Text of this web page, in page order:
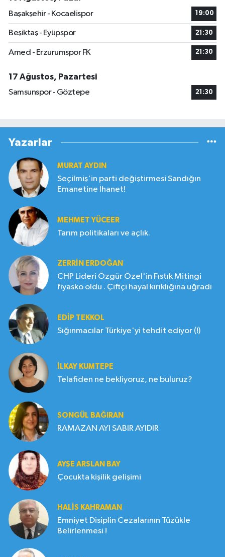
Başakşehir - Kocaelispor
19:00
Beşiktaş - Eyüpspor 21:30
Amed - Erzurumspor FK 21:30
17 Ağustos, Pazartesi
Samsunspor - Göztepe
21:30
Yazarlar
MURAT AYDIN
Seçilmiş'in parti değiştirmesi Sandığın
Emanetine İhanet!
MEHMET YÜCEER
Tarım politikaları ve açlık.
ZERRIN ERDOĞAN
CHP Lideri Özgür Özel'in Fıstık Mitingi
fiyasko oldu . Çiftçi hayal kırıklığına uğradı
EDIP TEKKOL
Sığınmacılar Türkiye'yi tehdit ediyor (!)
İLKAY KUMTEPE
Telafiden ne bekliyoruz, ne buluruz?
SONGÜL BAĞIRAN
RAMAZAN AYI SABIR AYIDIR
AYŞE ARSLAN BAY
Çocukta kişilik gelişimi
HALIS KAHRAMAN
Emniyet Disiplin Cezalarının Tüzükle
Belirlenmesi !